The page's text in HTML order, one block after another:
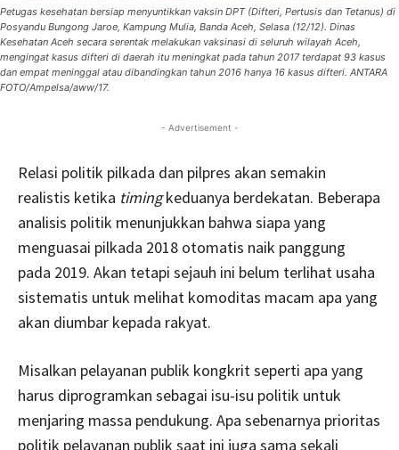
Petugas kesehatan bersiap menyuntikkan vaksin DPT (Difteri, Pertusis dan Tetanus) di
Posyandu Bungong Jaroe, Kampung Mulia, Banda Aceh, Selasa (12/12). Dinas
Kesehatan Aceh secara serentak melakukan vaksinasi di seluruh wilayah Aceh,
mengingat kasus difteri di daerah itu meningkat pada tahun 2017 terdapat 93 kasus
dan empat meninggal atau dibandingkan tahun 2016 hanya 16 kasus difteri. ANTARA
FOTO/Ampelsa/aww/17.
- Advertisement -
Relasi politik pilkada dan pilpres akan semakin
realistis ketika timingkeduanya berdekatan. Beberapa
analisis politik menunjukkan bahwa siapa yang
menguasai pilkada 2018 otomatis naik panggung
pada 2019. Akan tetapi sejauh ini belum terlihat usaha
sistematis untuk melihat komoditas macam apa yang
akan diumbar kepada rakyat.
Misalkan pelayanan publik kongkrit seperti apa yang
harus diprogramkan sebagai isu-isu politik untuk
menjaring massa pendukung. Apa sebenarnya prioritas
politik pelayanan publik saat ini juga sama sekali